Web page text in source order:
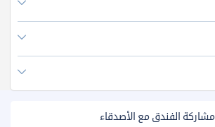
مشاركة الفندق مع الأصدقاء